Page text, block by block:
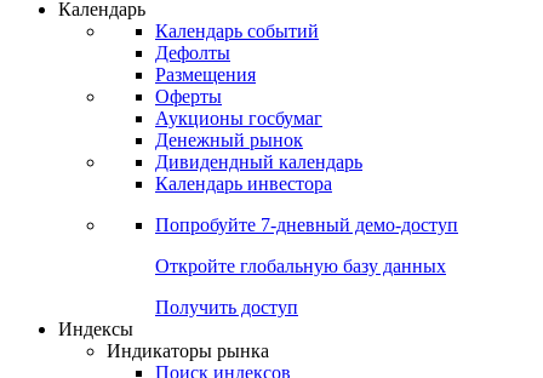
Откройте глобальную базу данных
Получить доступ
Календарь
Календарь событий
Дефолты
Размещения
Оферты
Денежный рынок
Календарь инвестора
Попробуйте7-дневный
Откройте глобальную базу данных